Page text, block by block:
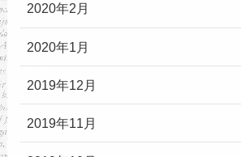
2020年2月
2020年1月
2019年12月
2019年11月